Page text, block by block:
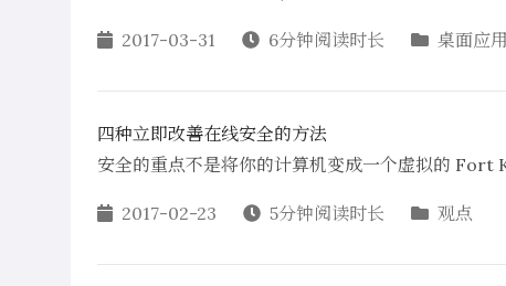
2017-03-31 6分钟阅读时长 桌面应用
四种立即改善在线安全的方法
安全的重点不是将你的计算机变成一个虚拟的 Fort
2017-02-23 5分钟阅读时长 观点